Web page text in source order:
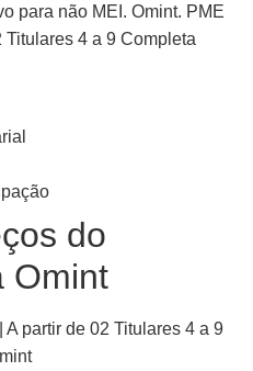
para não MEI. Omint. PME
Titulares 4 a 9 Completa
do
Omint